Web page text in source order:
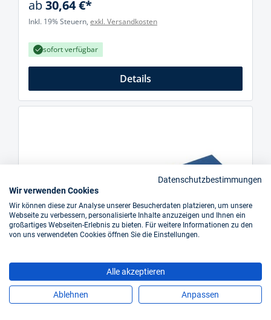
ab30,64 €*
Inkl. 19% Steuern, exkl. Versandkosten
sofort verfügbar
Details
Datenschutzbestimmungen
Wir verwenden Cookies
Wir können diese zur Analyse unserer Besucherdaten platzieren, um unsere
Webseite zu verbessern, personalisierte Inhalte anzuzeigen und Ihnen ein
großartiges Webseiten-Erlebnis zu bieten. Für weitere Informationen zu den
von uns verwendeten Cookies öffnen Sie die Einstellungen.
Alle akzeptieren
Ablehnen Anpassen